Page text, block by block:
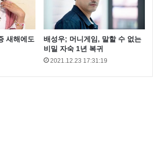
이시언 친구 이시언 컴퓨터
새해에도
배성우; 머니게임, 말할 수 없는
비밀 자숙 1년 복귀
2021.12.23 17:31:19